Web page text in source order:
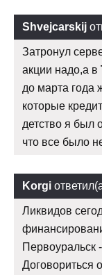
Shvejcarskij
Затронул
акции надо,а в
до марта года
которые
детство я был
что все было
Korgi
Ликвидов
Первоуральск
Договориться